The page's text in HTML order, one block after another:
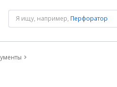
Я ищу, например, Перфоратор